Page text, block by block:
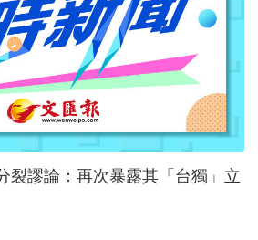
裂謬論：再次暴露其「台獨」立